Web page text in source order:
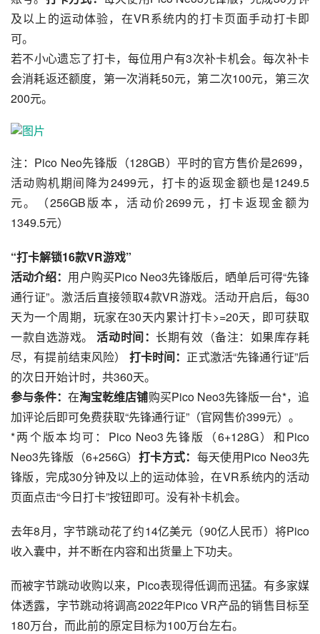
及以上的运动体验，在VR系统内的打卡页面手动打卡即
可。
若不小心遗忘了打卡，每位用户有3次补卡机会。每次补卡
会消耗返还额度，第一次消耗50元，第二次100元，第三次
200元。
注：Pico Neo先锋版（128GB）平时的官方售价是2699，
活动购机期间降为2499元，打卡的返现金额也是1249.5
元。（256GB版本，活动价2699元，打卡返现金额为
1349.5元）
“打卡解锁16款VR游戏”
活动介绍： 用户购买Pico Neo3先锋版后，晒单后可得“先锋
通行证”。激活后直接领取4款VR游戏。活动开启后，每30
天为一个周期，玩家在30天内累计打卡>=20天，即可获取
一款自选游戏。 活动时间： 长期有效（备注：如果库存耗
尽，有提前结束风险） 打卡时间： 正式激活“先锋通行证”后
的次日开始计时，共360天。
参与条件：在淘宝乾维店铺购买Pico Neo3先锋版一台*，追
加评论后即可免费获取“先锋通行证”（官网售价399元）。
*两个版本均可：Pico Neo3先锋版（6+128G）和Pico
Neo3先锋版（6+256G） 打卡方式： 每天使用Pico Neo3先
锋版，完成30分钟及以上的运动体验，在VR系统内的活动
页面点击“今日打卡”按钮即可。没有补卡机会。
去年8月，字节跳动花了约14亿美元（90亿人民币）将Pico
收入囊中，并不断在内容和出货量上下功夫。
而被字节跳动收购以来，Pico表现得低调而迅猛。有多家媒
体透露，字节跳动将调高2022年Pico VR产品的销售目标至
180万台，而此前的原定目标为100万台左右。